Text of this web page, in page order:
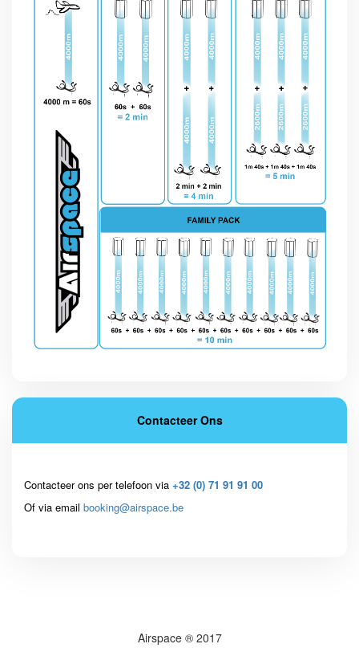
Contacteer Ons
Contacteer ons per telefoon via +32 (0) 71 91 91 00
Of via email booking@airspace.be
Airspace ® 2017